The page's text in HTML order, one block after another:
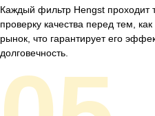
Каждый фильтр Hengst проходит
проверку качества перед тем,
рынок, что гарантирует его
долговечность.